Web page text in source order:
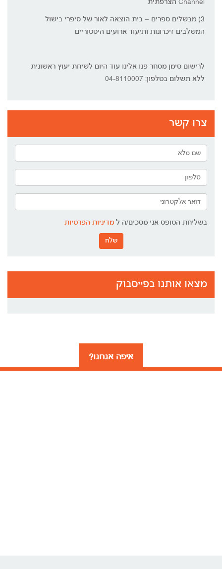
Channel הצרפתית
3) מבשלים ספרים – בית הוצאה לאור של סיפרי בישול
המשלבים זיכרונות ותיעוד ארועים היסטוריים
לרישום סימן מסחר פנו אלינו עוד היום לשיחת יעוץ ראשונית
ללא תשלום בטלפון: 04-8110007
צרו קשר
בשליחת הטופס אני מסכים/ה ל מדיניות הפרטיות
שלח
מצאו אותנו בפייסבוק
איפה אנחנו?